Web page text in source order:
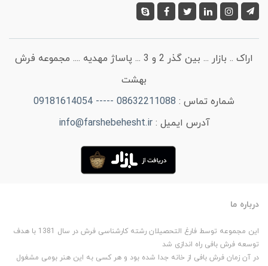
اراک .. بازار ... بین گذر 2 و 3 ... پاساژ مهدیه .... مجموعه فرش
بهشت
شماره تماس : 08632211088 ----- 09181614054
آدرس ایمیل :info@farshebehesht.ir
درباره ما
این مجموعه توسط فارغ التحصیلان رشته کارشناسی فرش در سال 1381 با هدف
توسعه فرش بافی راه اندازی شد
در آن زمان فرش بافی از خانه جدا شده بود و هر کسی به این هنر بومی مشغول